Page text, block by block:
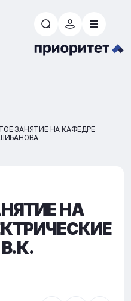
ЗАНЯТИЕ НА КАФЕДРЕ
НА